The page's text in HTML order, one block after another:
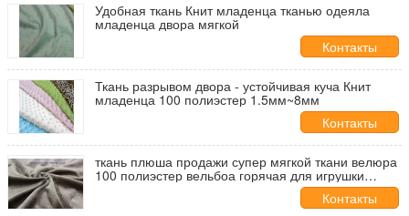
Удобная ткань Книт младенца тканью одеяла
младенца двора мягкой
Контакты
Ткань разрывом двора - устойчивая куча Книт
младенца 100 полиэстер 1.5мм~8мм
Контакты
ткань плюша продажи супер мягкой ткани велюра
100 полиэстер вельбоа горячая для игрушки
Контакты